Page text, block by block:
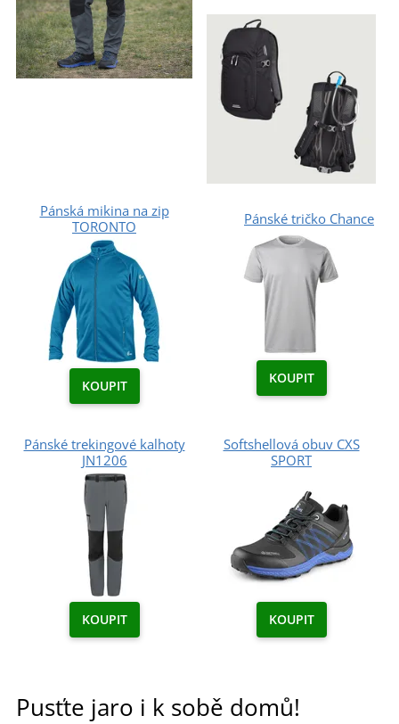
Pánská mikina na zip
TORONTO
KOUPIT
Pánské tričko Chance
KOUPIT
Pánské trekingové kalhoty
JN1206
KOUPIT
Softshellová obuv CXS
SPORT
KOUPIT
Pusťte jaro i k sobě domů!